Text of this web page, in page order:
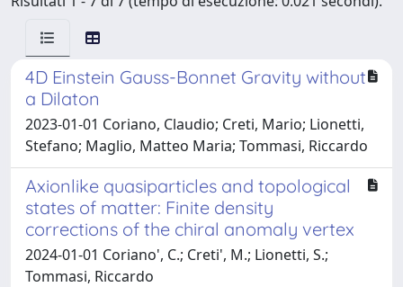
4D Einstein Gauss-Bonnet Gravity without
a Dilaton
2023-01-01 Coriano, Claudio; Creti, Mario; Lionetti,
Stefano; Maglio, Matteo Maria; Tommasi, Riccardo
Axionlike quasiparticles and topological
states of matter: Finite density
corrections of the chiral anomaly vertex
2024-01-01 Coriano', C.; Creti', M.; Lionetti, S.;
Tommasi, Riccardo